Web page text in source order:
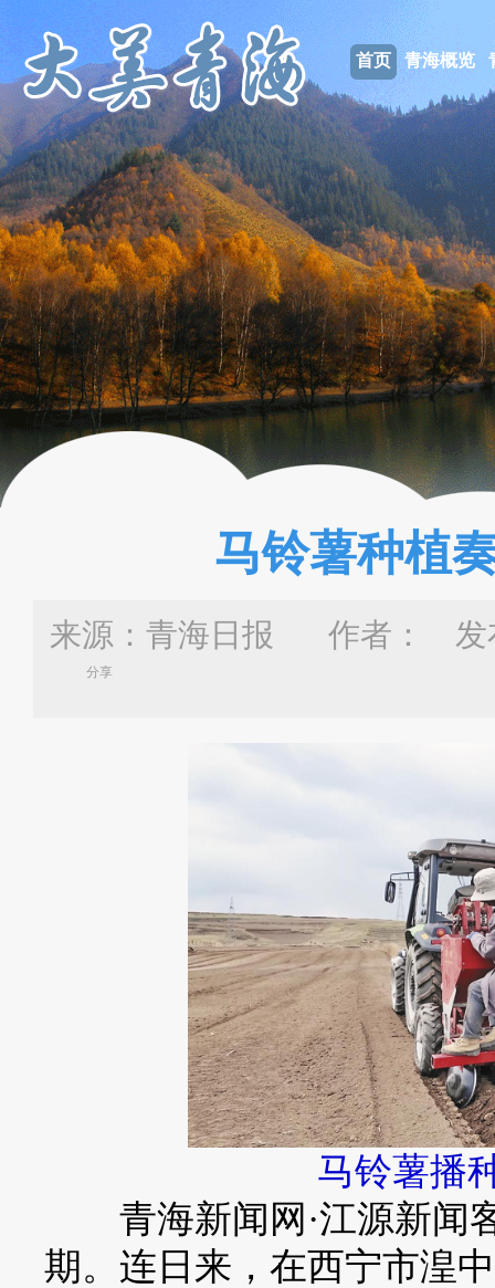
首页 青海概览
马铃薯种植
来源：青海日报 作者： 发
分享
马铃薯播
青海新闻网·江源新闻
期。连日来，在西宁市湟